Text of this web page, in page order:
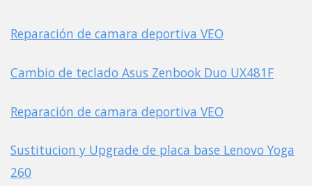
Reparación de camara deportiva VEO
Cambio de teclado Asus Zenbook Duo UX481F
Reparación de camara deportiva VEO
Sustitucion y Upgrade de placa base Lenovo Yoga
260